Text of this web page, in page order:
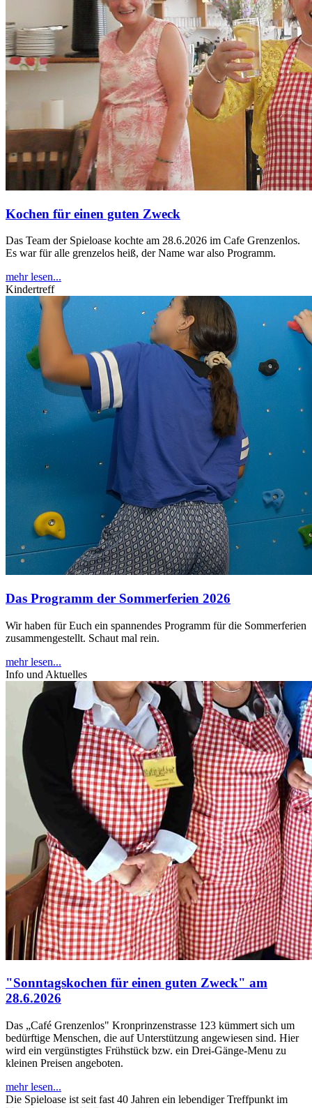
Kochen für einen guten Zweck
Das Team der Spieloase kochte am 28.6.2026 im Cafe Grenzenlos.
Es war für alle grenzelos heiß, der Name war also Programm.
mehr lesen...
Kindertreff
Das Programm der Sommerferien 2026
Wir haben für Euch ein spannendes Programm für die Sommerferien
zusammengestellt. Schaut mal rein.
mehr lesen...
Info und Aktuelles
"Sonntagskochen für einen guten Zweck" am
28.6.2026
Das „Café Grenzenlos" Kronprinzenstrasse 123 kümmert sich um
bedürftige Menschen, die auf Unterstützung angewiesen sind. Hier
wird ein vergünstigtes Frühstück bzw. ein Drei-Gänge-Menu zu
kleinen Preisen angeboten.
mehr lesen...
Die Spieloase ist seit fast 40 Jahren ein lebendiger Treffpunkt im